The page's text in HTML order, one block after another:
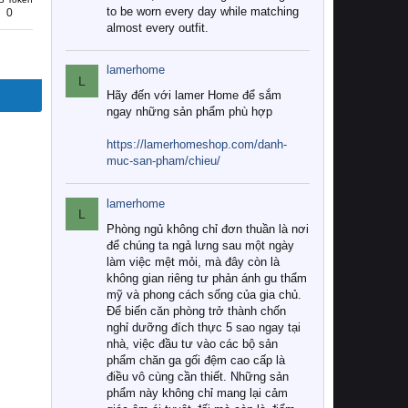
0
to be worn every day while matching
almost every outfit.
L
lamerhome
Hãy đến với lamer Home để sắm
ngay những sản phẩm phù hợp
https://lamerhomeshop.com/danh-
muc-san-pham/chieu/
L
lamerhome
Phòng ngủ không chỉ đơn thuần là nơi
để chúng ta ngả lưng sau một ngày
làm việc mệt mỏi, mà đây còn là
không gian riêng tư phản ánh gu thẩm
mỹ và phong cách sống của gia chủ.
Để biến căn phòng trở thành chốn
nghỉ dưỡng đích thực 5 sao ngay tại
nhà, việc đầu tư vào các bộ sản
phẩm chăn ga gối đệm cao cấp là
điều vô cùng cần thiết. Những sản
phẩm này không chỉ mang lại cảm